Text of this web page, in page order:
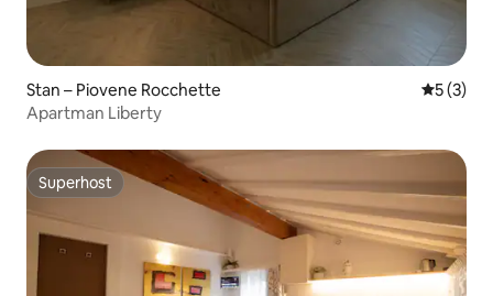
Stan – Piovene Rocchette
5 (3)
Apartman Liberty
Superhost
Superhost